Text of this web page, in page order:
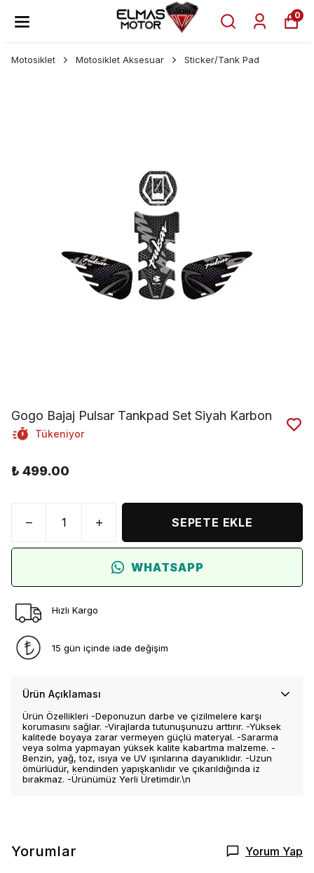
0
Motosiklet Motosiklet Aksesuar Sticker/Tank Pad
Gogo Bajaj Pulsar Tankpad Set Siyah Karbon
Tükeniyor
₺ 499.00
SEPETE EKLE
WHATSAPP
Hızlı Kargo
15 gün içinde iade değişim
Ürün Açıklaması
Ürün Özellikleri -Deponuzun darbe ve çizilmelere karşı
korumasını sağlar. -Virajlarda tutunuşunuzu arttırır. -Yüksek
kalitede boyaya zarar vermeyen güçlü materyal. -Sararma
veya solma yapmayan yüksek kalite kabartma malzeme. -
Benzin, yağ, toz, ısıya ve UV ışınlarına dayanıklıdır. -Uzun
ömürlüdür, kendinden yapışkanlıdır ve çıkarıldığında iz
bırakmaz. -Ürünümüz Yerli Üretimdir.\n
Yorumlar Yorum Yap